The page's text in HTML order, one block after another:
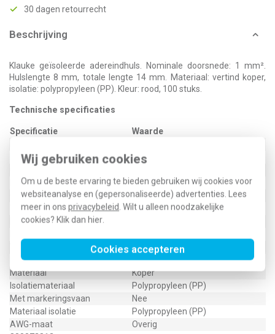
Wij gebruiken cookies
Om u de beste ervaring te bieden gebruiken wij cookies voor
websiteanalyse en (gepersonaliseerde) advertenties. Lees
meer in ons privacybeleid . Wilt u alleen noodzakelijke
cookies? Klik dan hier
Cookies accepteren
30 dagen retourrecht
Beschrijving
Klauke geïsoleerde adereindhuls. Nominale doorsnede: 1 mm².
Hulslengte 8 mm, totale lengte 14 mm. Materiaal: vertind koper,
isolatie: polypropyleen (PP). Kleur: rood, 100 stuks.
Technische specificaties
Specificatie
Waarde
Hulslengte
8 Millimeter (mm)
Halogeenvrij
Ja
Oppervlaktebescherming
Vertind
Totale lengte
14 Millimeter (mm)
Bouwvorm
Voor kortsluitvaste lijnen
Nee
Levering op band
Nee
Materiaal
Koper
Isolatiemateriaal
Polypropyleen (PP)
Met markeringsvaan
Nee
Materiaal isolatie
Polypropyleen (PP)
AWG-maat
Overig